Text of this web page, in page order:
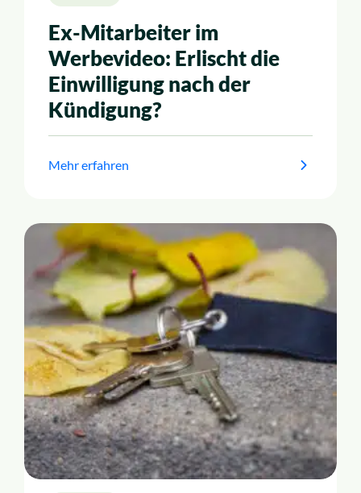
Ex-Mitarbeiter im
Werbevideo: Erlischt die
Einwilligung nach der
Kündigung?
Mehr erfahren